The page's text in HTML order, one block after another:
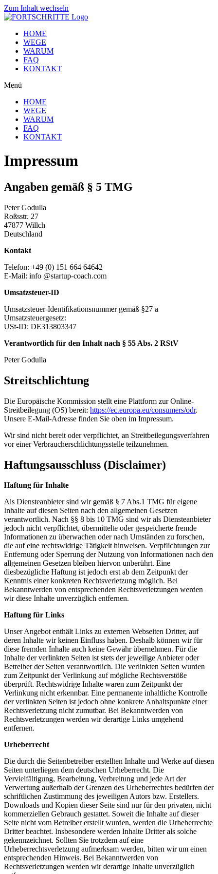
Zum Inhalt wechseln
HOME
WEGE
WARUM
FAQ
KONTAKT
Menü
HOME
WEGE
WARUM
FAQ
KONTAKT
Impressum
Angaben gemäß § 5 TMG
Peter Godulla
Roßsstr. 27
47877 Willch
Deutschland
Kontakt
Telefon: +49 (0) 151 664 64642
E-Mail: info @startup-coach.com
Umsatzsteuer-ID
Umsatzsteuer-Identifikationsnummer gemäß §27 a
Umsatzsteuergesetz:
USt-ID: DE313803347
Verantwortlich für den Inhalt nach § 55 Abs. 2 RStV
Peter Godulla
Streitschlichtung
Die Europäische Kommission stellt eine Plattform zur Online-
Streitbeilegung (OS) bereit: https://ec.europa.eu/consumers/odr.
Unsere E-Mail-Adresse finden Sie oben im Impressum.
Wir sind nicht bereit oder verpflichtet, an Streitbeilegungsverfahren
vor einer Verbraucherschlichtungsstelle teilzunehmen.
Haftungsausschluss (Disclaimer)
Haftung für Inhalte
Als Diensteanbieter sind wir gemäß § 7 Abs.1 TMG für eigene
Inhalte auf diesen Seiten nach den allgemeinen Gesetzen
verantwortlich. Nach §§ 8 bis 10 TMG sind wir als Diensteanbieter
jedoch nicht verpflichtet, übermittelte oder gespeicherte fremde
Informationen zu überwachen oder nach Umständen zu forschen,
die auf eine rechtswidrige Tätigkeit hinweisen. Verpflichtungen zur
Entfernung oder Sperrung der Nutzung von Informationen nach den
allgemeinen Gesetzen bleiben hiervon unberührt. Eine
diesbezügliche Haftung ist jedoch erst ab dem Zeitpunkt der
Kenntnis einer konkreten Rechtsverletzung möglich. Bei
Bekanntwerden von entsprechenden Rechtsverletzungen werden
wir diese Inhalte unverzüglich entfernen.
Haftung für Links
Unser Angebot enthält Links zu externen Webseiten Dritter, auf
deren Inhalte wir keinen Einfluss haben. Deshalb können wir für
diese fremden Inhalte auch keine Gewähr übernehmen. Für die
Inhalte der verlinkten Seiten ist stets der jeweilige Anbieter oder
Betreiber der Seiten verantwortlich. Die verlinkten Seiten wurden
zum Zeitpunkt der Verlinkung auf mögliche Rechtsverstöße
überprüft. Rechtswidrige Inhalte waren zum Zeitpunkt der
Verlinkung nicht erkennbar. Eine permanente inhaltliche Kontrolle
der verlinkten Seiten ist jedoch ohne konkrete Anhaltspunkte einer
Rechtsverletzung nicht zumutbar. Bei Bekanntwerden von
Rechtsverletzungen werden wir derartige Links umgehend
entfernen.
Urheberrecht
Die durch die Seitenbetreiber erstellten Inhalte und Werke auf diesen
Seiten unterliegen dem deutschen Urheberrecht. Die
Vervielfältigung, Bearbeitung, Verbreitung und jede Art der
Verwertung außerhalb der Grenzen des Urheberrechtes bedürfen der
schriftlichen Zustimmung des jeweiligen Autors bzw. Erstellers.
Downloads und Kopien dieser Seite sind nur für den privaten, nicht
kommerziellen Gebrauch gestattet. Soweit die Inhalte auf dieser
Seite nicht vom Betreiber erstellt wurden, werden die Urheberrechte
Dritter beachtet. Insbesondere werden Inhalte Dritter als solche
gekennzeichnet. Sollten Sie trotzdem auf eine
Urheberrechtsverletzung aufmerksam werden, bitten wir um einen
entsprechenden Hinweis. Bei Bekanntwerden von
Rechtsverletzungen werden wir derartige Inhalte unverzüglich